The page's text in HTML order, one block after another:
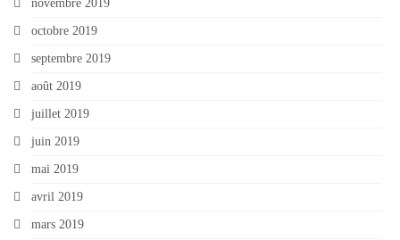
novembre 2019
octobre 2019
septembre 2019
août 2019
juillet 2019
juin 2019
mai 2019
avril 2019
mars 2019